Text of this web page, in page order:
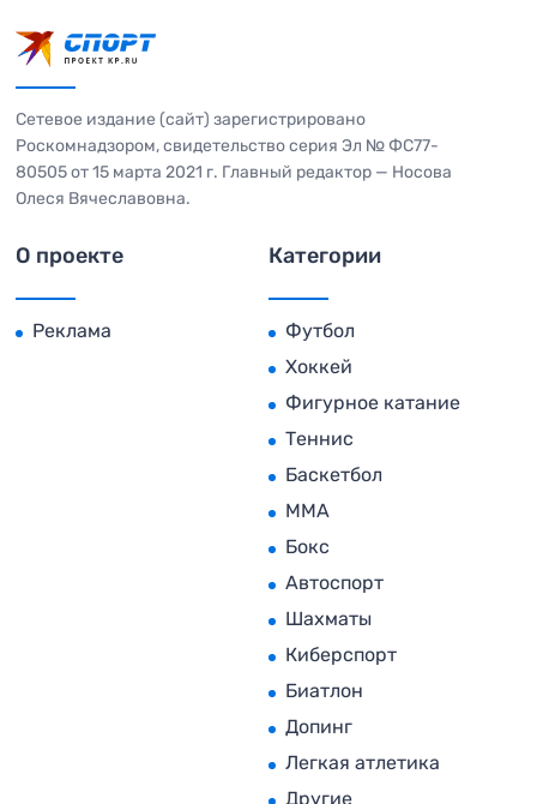
Сетевое издание (сайт) зарегистрировано
Роскомнадзором, свидетельство серия Эл № ФС77-
80505 от 15 марта 2021 г. Главный редактор — Носова
Олеся Вячеславовна.
О проекте
Реклама
Категории
Футбол
Хоккей
Фигурное катание
Теннис
Баскетбол
MMA
Бокс
Автоспорт
Шахматы
Киберспорт
Биатлон
Допинг
Легкая атлетика
Другие